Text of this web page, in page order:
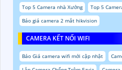
Top 5 Camera nhà Xưởng
Top 5
Báo giá camera 2 mắt hikvision
CAMERA KẾT NỐI WIFI
Báo Giá camera wifi mới cập nhật